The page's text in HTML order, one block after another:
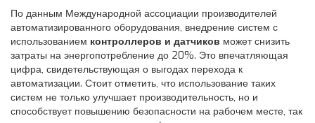
По данным Международной ассоциации производителей
автоматизированного оборудования, внедрение систем с
использованием контроллеров и датчиков может снизить
затраты на энергопотребление до 20%. Это впечатляющая
цифра, свидетельствующая о выгодах перехода к
автоматизации. Стоит отметить, что использование таких
систем не только улучшает производительность, но и
способствует повышению безопасности на рабочем месте, так